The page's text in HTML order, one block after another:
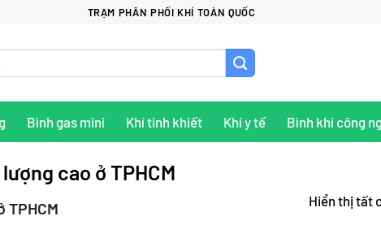
TRẠM PHÂN PHỐI KHÍ TOÀN QUỐC
Bình gas mini Khí tinh khiết Khí y tế Bình khí công
cao ở TPHCM
Hiển thị tất